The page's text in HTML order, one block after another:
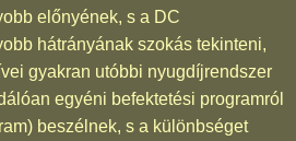
előnyének, s a DC
hátrányának szokás tekinteni,
gyakran utóbbi nyugdíjrendszer
egyéni befektetési programról
beszélnek, s a különbséget